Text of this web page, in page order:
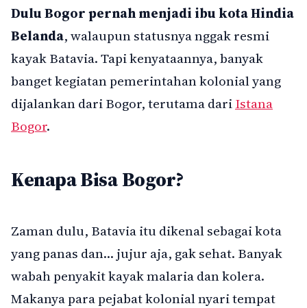
Dulu Bogor pernah menjadi ibu kota Hindia
Belanda, walaupun statusnya nggak resmi
kayak Batavia. Tapi kenyataannya, banyak
banget kegiatan pemerintahan kolonial yang
dijalankan dari Bogor, terutama dariIstana
Bogor.
Kenapa Bisa Bogor?
Zaman dulu, Batavia itu dikenal sebagai kota
yang panas dan… jujur aja, gak sehat. Banyak
wabah penyakit kayak malaria dan kolera.
Makanya para pejabat kolonial nyari tempat